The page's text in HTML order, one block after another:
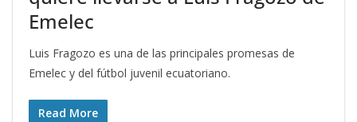
Emelec
Luis Fragozo es una de las principales promesas de
Emelec y del fútbol juvenil ecuatoriano.
Read More